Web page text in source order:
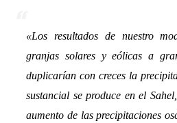
«Los resultados de nuestro
granjas solares y eólicas a
duplicarían con creces la
sustancial se produce en el
aumento de las precipitaciones